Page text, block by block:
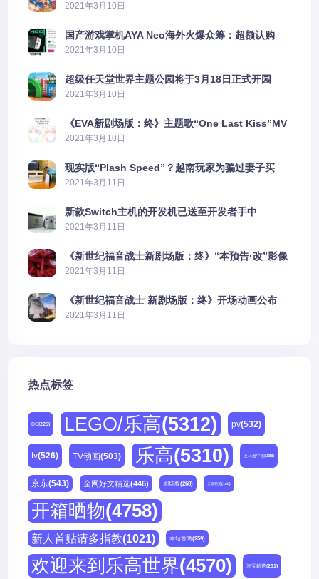
2021年3月10日
国产游戏掌机AYA Neo海外火爆众筹：超额认购
2606%
2021年3月10日
超级任天堂世界主题公园将于3月18日正式开园
2021年3月10日
《EVA新剧场版：终》主题歌“One Last Kiss”MV
公布
2021年3月10日
现实版“Plash Speed”？越南玩家为骗过妻子买
PS5上演好戏
2021年3月11日
新款Switch主机的开发机已送至开发者手中
2021年3月11日
《新世纪福音战士新剧场版：终》“本预告·改”影像
公开
2021年3月11日
《新世纪福音战士 新剧场版：终》开场动画公布
2021年3月11日
热点标签
DC(225) LEGO/乐高(5312) pv(532)
tv(526) TV动画(503) 乐高(5310) 亚马逊中国(188)
京东(543) 全网好文精选(446) 剧场版(268) 天猫精选(180)
开箱晒物(4758)
新人首贴请多指教(1021) 本站首晒(259)
欢迎来到乐高世界(4570) 淘宝精选(231)